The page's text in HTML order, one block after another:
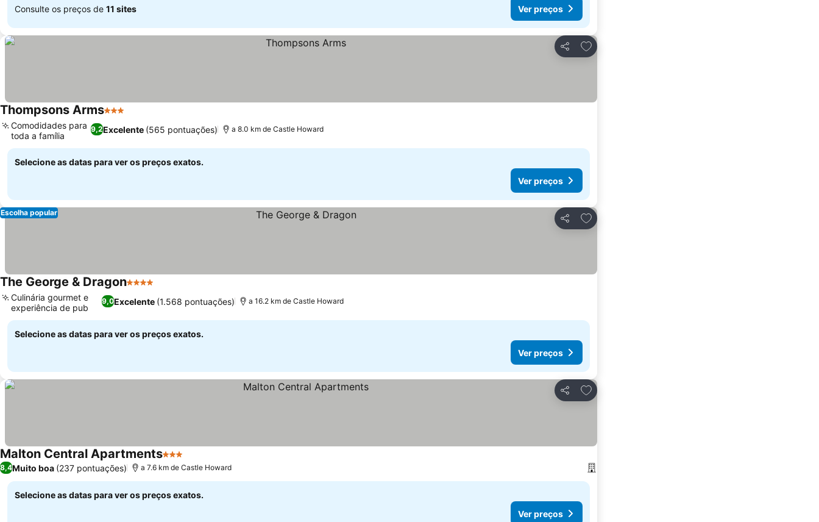
Consulte os preços de 11 sites Ver preços
Partilhar
Adicionar aos favoritos
Thompsons Arms3 Estrelas
9,2Excelente (565 pontuações)
Comodidades para
toda a família
a 8.0 km de Castle Howard
Selecione as datas para ver os preços exatos.
Ver preços
Partilhar
Adicionar aos favoritos
Escolha popular
The George & Dragon4 Estrelas
9,0Excelente (1.568 pontuações)
Culinária gourmet e
experiência de pub
a 16.2 km de Castle Howard
Selecione as datas para ver os preços exatos.
Ver preços
Partilhar
Adicionar aos favoritos
Malton Central Apartments3 Estrelas
8,4Muito boa (237 pontuações) a 7.6 km de Castle Howard
Selecione as datas para ver os preços exatos.
Ver preços